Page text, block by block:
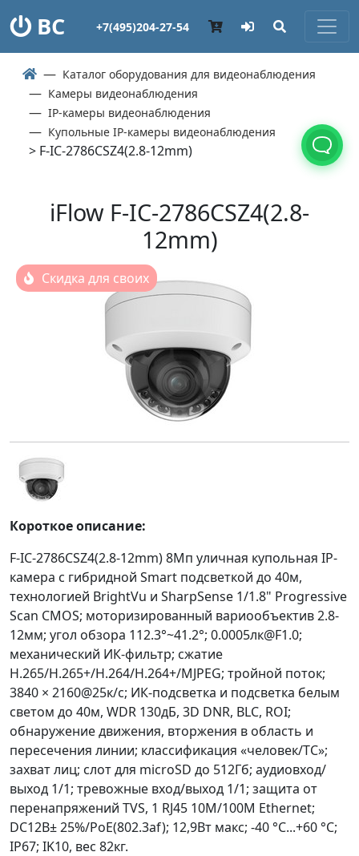
ВС +7(495)204-27-54
Каталог оборудования для видеонаблюдения
Камеры видеонаблюдения
IP-камеры видеонаблюдения
Купольные IP-камеры видеонаблюдения
> F-IC-2786CSZ4(2.8-12mm)
iFlow F-IC-2786CSZ4(2.8-
12mm)
Скидка для своих
Короткое описание:
F-IC-2786CSZ4(2.8-12mm) 8Мп уличная купольная IP-
камера c гибридной Smart подсветкой до 40м,
технологией BrightVu и SharpSense 1/1.8" Progressive
Scan CMOS; моторизированный вариообъектив 2.8-
12мм; угол обзора 112.3°~41.2°; 0.0005лк@F1.0;
механический ИК-фильтр; сжатие
H.265/H.265+/H.264/H.264+/MJPEG; тройной поток;
3840 × 2160@25к/с; ИК-подсветка и подсветка белым
светом до 40м, WDR 130дБ, 3D DNR, BLC, ROI;
обнаружение движения, вторжения в область и
пересечения линии; классификация «человек/ТС»;
захват лиц; слот для microSD до 512Гб; аудиовход/
выход 1/1; тревожные вход/выход 1/1; защита от
перенапряжений TVS, 1 RJ45 10M/100M Ethernet;
DC12В± 25%/PoE(802.3af); 12,9Вт макс; -40 °C...+60 °C;
IP67; IK10, вес 82кг.